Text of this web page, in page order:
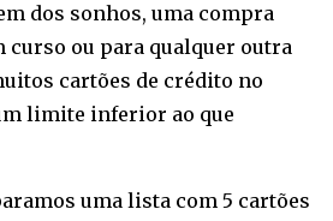
dos sonhos, uma compra
curso ou para qualquer outra
cartões de crédito no
limite inferior ao que
uma lista com 5 cartões